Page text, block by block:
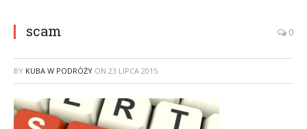
scam 0
BY KUBA W PODRÓŻY ON 23 LIPCA 2015